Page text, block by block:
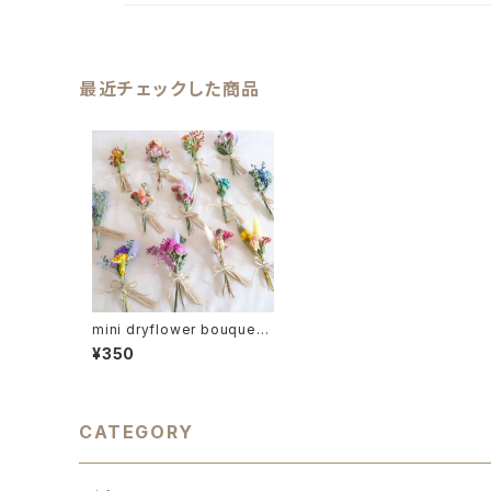
最近チェックした商品
mini dryflower bouquet
ミニドライフラワー プチギフ
ト ウェディング
¥350
CATEGORY